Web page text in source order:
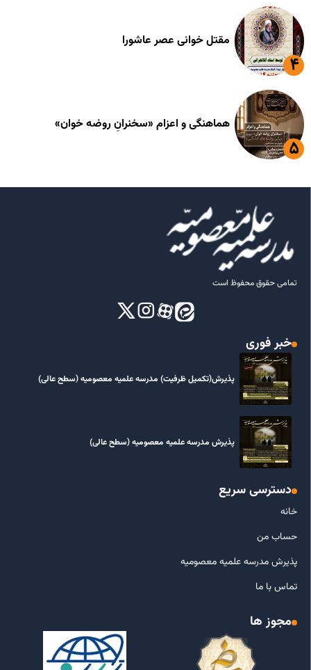
مقتل خوانی عصر عاشورا
هماهنگی و اعزام «سخنرانِ روضه خوان»
تمامی حقوق محفوظ است
خبر فوری
پذیرش(تکمیل ظرفیت) مدرسه علمیه معصومیه‌ (سطح عالی)
پذیرش مدرسه علمیه معصومیه‌ (سطح عالی)
دسترسی سریع
خانه
حساب من
پذیرش مدرسه علمیه معصومیه
تماس با ما
مجوز ها